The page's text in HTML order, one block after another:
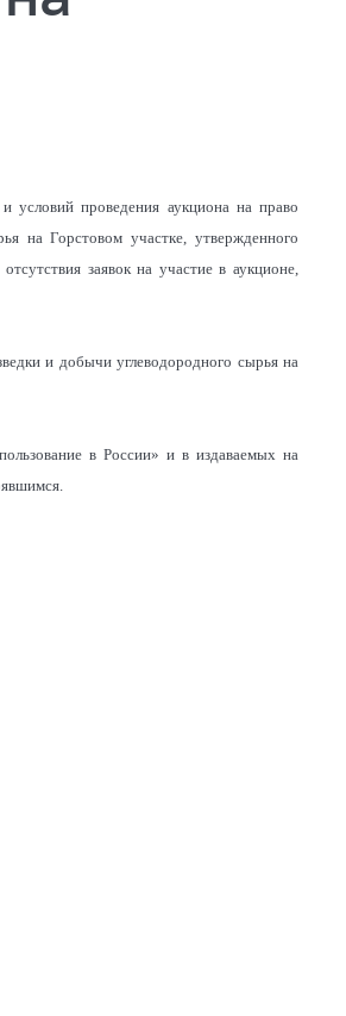
условий проведения аукциона на право
на Горстовом участке, утвержденного
заявок на участие в аукционе,
и добычи углеводородного сырья на
в России» и в издаваемых на